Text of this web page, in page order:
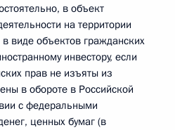
в объект
на территории
виде объектов гражданских
инвестору, если
прав не изъяты из
в обороте в Российской
с федеральными
ценных бумаг (в